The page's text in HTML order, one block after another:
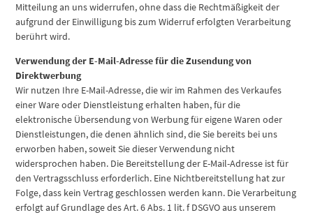
Mitteilung an uns widerrufen, ohne dass die Rechtmäßigkeit der
aufgrund der Einwilligung bis zum Widerruf erfolgten Verarbeitung
berührt wird.
Verwendung der E-Mail-Adresse für die Zusendung von
Direktwerbung
Wir nutzen Ihre E-Mail-Adresse, die wir im Rahmen des Verkaufes
einer Ware oder Dienstleistung erhalten haben, für die
elektronische Übersendung von Werbung für eigene Waren oder
Dienstleistungen, die denen ähnlich sind, die Sie bereits bei uns
erworben haben, soweit Sie dieser Verwendung nicht
widersprochen haben. Die Bereitstellung der E-Mail-Adresse ist für
den Vertragsschluss erforderlich. Eine Nichtbereitstellung hat zur
Folge, dass kein Vertrag geschlossen werden kann. Die Verarbeitung
erfolgt auf Grundlage des Art. 6 Abs. 1 lit. f DSGVO aus unserem